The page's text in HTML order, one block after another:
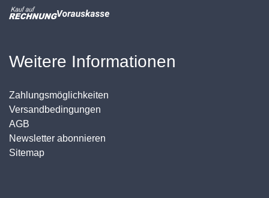
Weitere Informationen
Zahlungsmöglichkeiten
Versandbedingungen
AGB
Newsletter abonnieren
Sitemap